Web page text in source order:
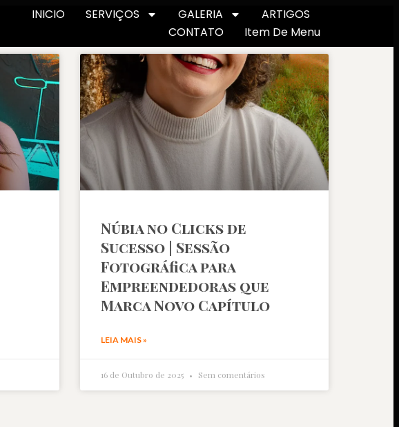
INICIO SERVIÇOS GALERIA
ARTIGOS
CONTATO
Item De Menu
Núbia no Clicks de
Sucesso | Sessão
Fotográfica para
Empreendedoras que
Marca Novo Capítulo
LEIA MAIS »
16 de Outubro de 2025 Sem comentários